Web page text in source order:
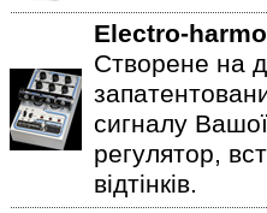
Electro-
Створене на
сигналу
регулятор,
відтінків.